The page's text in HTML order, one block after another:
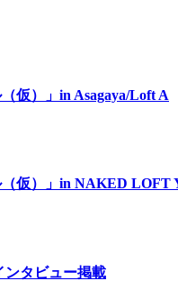
仮）」in Asagaya/Loft A
仮）」in NAKED LOFT
ンタビュー掲載